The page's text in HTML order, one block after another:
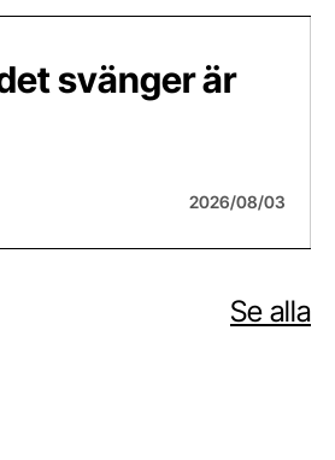
svänger är
2026/08/03
Se alla